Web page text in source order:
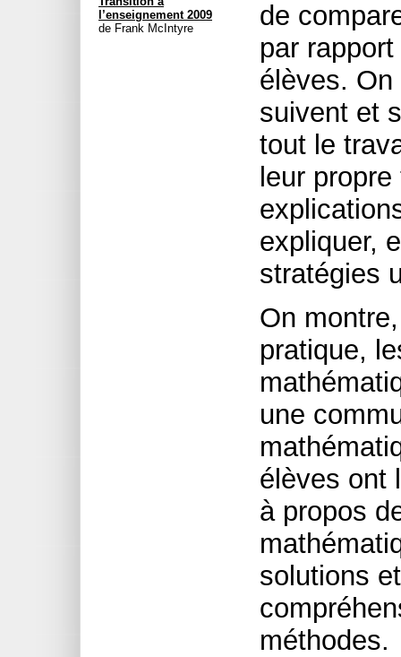
l’enseignement 2009
de Frank McIntyre
de
par
élèves. On
suivent et
tout le
leur
expliquer,
stratégies
On
pratique,
une
élèves ont
à propos
solutions
méthodes.